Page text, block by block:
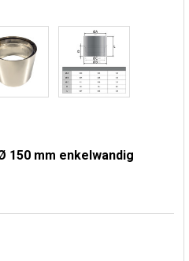
150 mm enkelwandig